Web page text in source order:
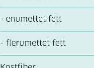
- enumettet fett
- flerumettet fett